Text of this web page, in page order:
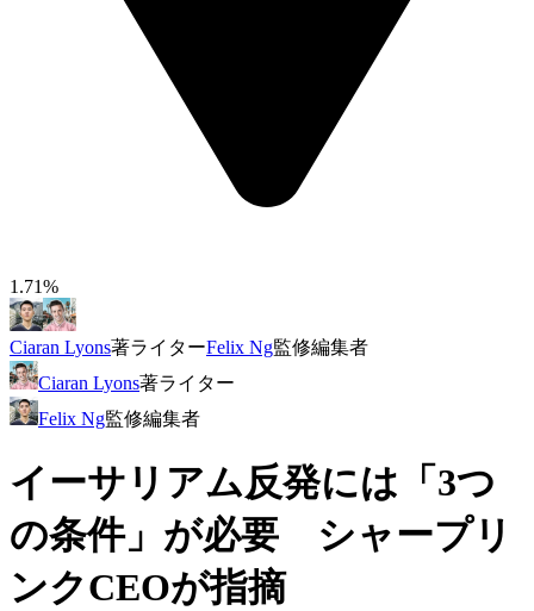
1.71%
Ciaran Lyons著ライターFelix Ng監修編集者
Ciaran Lyons著ライター
Felix Ng監修編集者
イーサリアム反発には「3つ
の条件」が必要 シャープリ
ンクCEOが指摘